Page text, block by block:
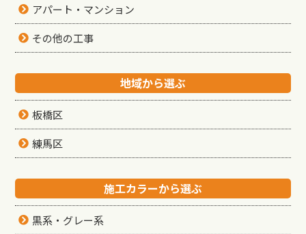
アパート・マンション
その他の工事
地域から選ぶ
板橋区
練馬区
施工カラーから選ぶ
黒系・グレー系